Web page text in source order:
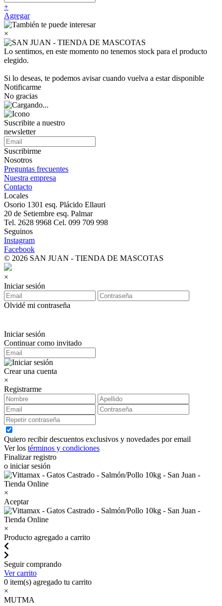
+
Agregar
×
Lo sentimos, en este momento no tenemos stock para el producto
elegido.
Si lo deseas, te podemos avisar cuando vuelva a estar disponible
Notificarme
No gracias
Suscribite a nuestro
newsletter
Suscribirme
Nosotros
Preguntas frecuentes
Nuestra empresa
Contacto
Locales
Osorio 1301 esq. Plácido Ellauri
20 de Setiembre esq. Palmar
Tel. 2628 9968 Cel. 099 709 998
Seguinos
Instagram
Facebook
© 2026 SAN JUAN - TIENDA DE MASCOTAS
×
Iniciar sesión
Olvidé mi contraseña
Iniciar sesión
Continuar como invitado
Crear una cuenta
×
Registrarme
Quiero recibir descuentos exclusivos y novedades por email
Ver los términos y condiciones
Finalizar registro
o iniciar sesión
×
Aceptar
×
Producto agregado a carrito
Seguir comprando
Ver carrito
0 item(s) agregado tu carrito
×
MUTMA